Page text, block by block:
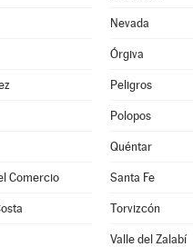
Nevada
Órgiva
Peligros
Polopos
Quéntar
Comercio Santa Fe
Torvizcón
Valle del Zalabí